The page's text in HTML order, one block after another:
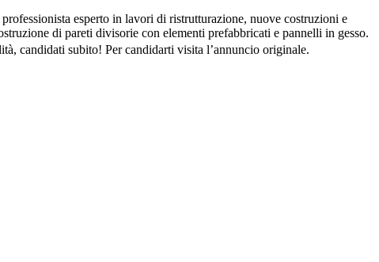
esperto in lavori di ristrutturazione, nuove costruzioni e
di pareti divisorie con elementi prefabbricati e pannelli in gesso.
candidati subito! Per candidarti visita l’annuncio originale.